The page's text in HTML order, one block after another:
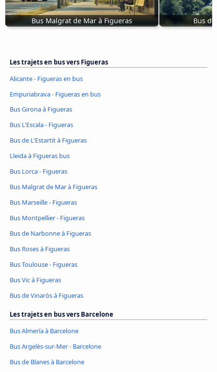
Bus Malgrat de Mar à Figueras Bus
Les trajets en bus vers Figueras
Alicante - Figueras en bus
Empuriabrava - Figueras en bus
Bus Girona à Figueras
Bus L'Escala - Figueras
Bus de L'Estartit à Figueras
Lleida à Figueras bus
Bus Lorca - Figueras
Bus Malgrat de Mar à Figueras
Bus Marseille - Figueras
Bus Montpellier - Figueras
Bus de Narbonne à Figueras
Bus Roses à Figueras
Bus Toulouse - Figueras
Bus Vic à Figueras
Bus de Vinaròs à Figueras
Les trajets en bus vers Barcelone
Bus Almería à Barcelone
Bus Argelès-sur-Mer - Barcelone
Bus de Blanes à Barcelone